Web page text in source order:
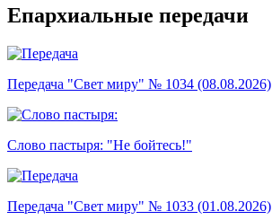
Епархиальные передачи
Передача "Свет миру" № 1034 (08.08.2026)
Слово пастыря: "Не бойтесь!"
Передача "Свет миру" № 1033 (01.08.2026)